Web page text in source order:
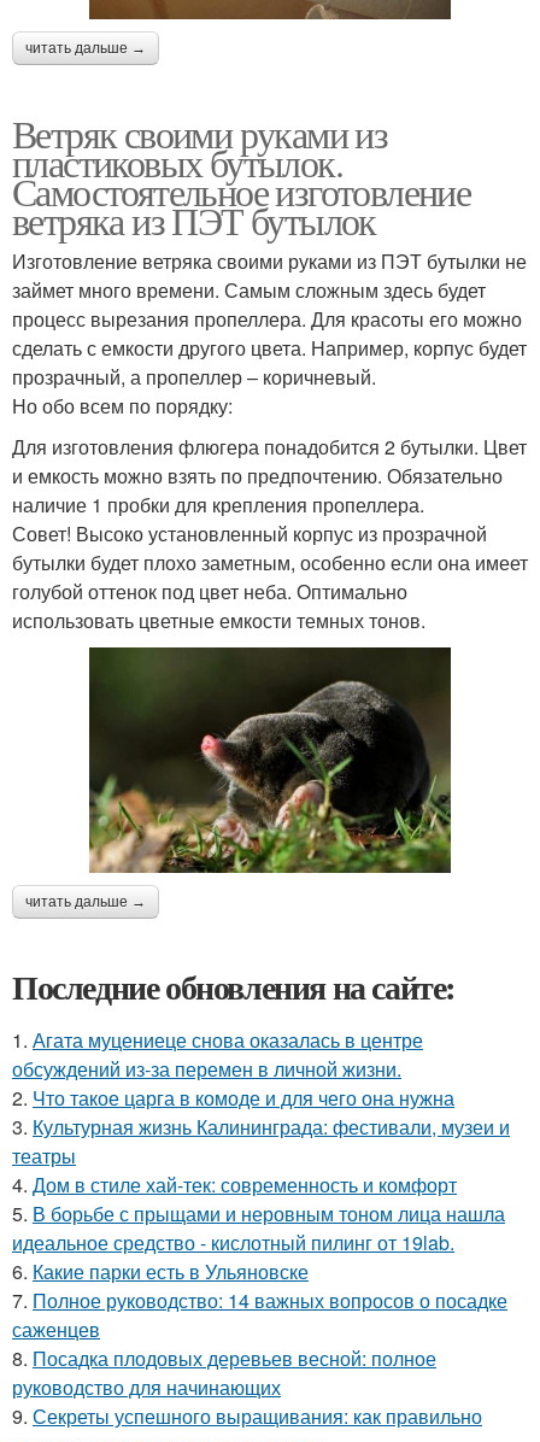
читать дальше →
Ветряк своими руками из
пластиковых бутылок.
Самостоятельное изготовление
ветряка из ПЭТ бутылок
Изготовление ветряка своими руками из ПЭТ бутылки не
займет много времени. Самым сложным здесь будет
процесс вырезания пропеллера. Для красоты его можно
сделать с емкости другого цвета. Например, корпус будет
прозрачный, а пропеллер – коричневый.
Но обо всем по порядку:
Для изготовления флюгера понадобится 2 бутылки. Цвет
и емкость можно взять по предпочтению. Обязательно
наличие 1 пробки для крепления пропеллера.
Совет! Высоко установленный корпус из прозрачной
бутылки будет плохо заметным, особенно если она имеет
голубой оттенок под цвет неба. Оптимально
использовать цветные емкости темных тонов.
читать дальше →
Последние обновления на сайте:
1. Агата муцениеце снова оказалась в центре
обсуждений из-за перемен в личной жизни.
2. Что такое царга в комоде и для чего она нужна
3. Культурная жизнь Калининграда: фестивали, музеи и
театры
4. Дом в стиле хай-тек: современность и комфорт
5. В борьбе с прыщами и неровным тоном лица нашла
идеальное средство - кислотный пилинг от 19lab.
6. Какие парки есть в Ульяновске
7. Полное руководство: 14 важных вопросов о посадке
саженцев
8. Посадка плодовых деревьев весной: полное
руководство для начинающих
9. Секреты успешного выращивания: как правильно